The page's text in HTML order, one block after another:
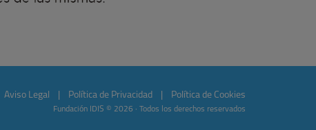
Aviso Legal Política de Privacidad Política de Cookies
Fundación IDIS © 2026 · Todos los derechos reservados